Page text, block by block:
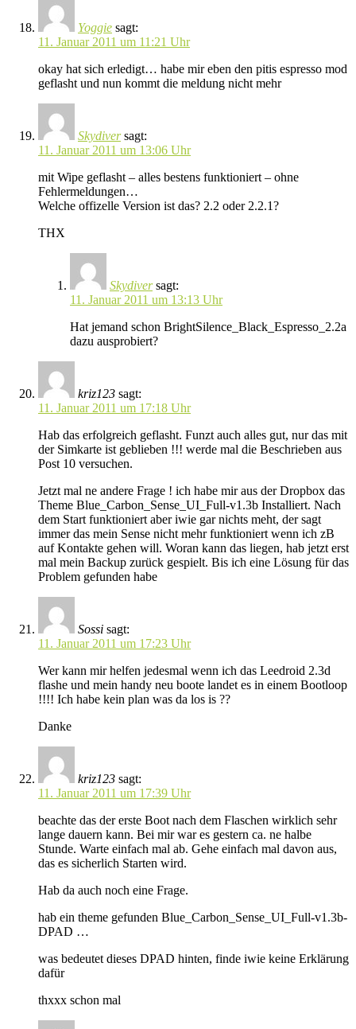
Yoggie sagt:
11. Januar 2011 um 11:21 Uhr
okay hat sich erledigt… habe mir eben den pitis espresso mod
geflasht und nun kommt die meldung nicht mehr
Skydiver sagt:
11. Januar 2011 um 13:06 Uhr
mit Wipe geflasht – alles bestens funktioniert – ohne
Fehlermeldungen…
Welche offizelle Version ist das? 2.2 oder 2.2.1?
THX
Skydiver sagt:
11. Januar 2011 um 13:13 Uhr
Hat jemand schon BrightSilence_Black_Espresso_2.2a
dazu ausprobiert?
kriz123 sagt:
11. Januar 2011 um 17:18 Uhr
Hab das erfolgreich geflasht. Funzt auch alles gut, nur das mit
der Simkarte ist geblieben !!! werde mal die Beschrieben aus
Post 10 versuchen.
Jetzt mal ne andere Frage ! ich habe mir aus der Dropbox das
Theme Blue_Carbon_Sense_UI_Full-v1.3b Installiert. Nach
dem Start funktioniert aber iwie gar nichts meht, der sagt
immer das mein Sense nicht mehr funktioniert wenn ich zB
auf Kontakte gehen will. Woran kann das liegen, hab jetzt erst
mal mein Backup zurück gespielt. Bis ich eine Lösung für das
Problem gefunden habe
Sossi sagt:
11. Januar 2011 um 17:23 Uhr
Wer kann mir helfen jedesmal wenn ich das Leedroid 2.3d
flashe und mein handy neu boote landet es in einem Bootloop
!!!! Ich habe kein plan was da los is ??
Danke
kriz123 sagt:
11. Januar 2011 um 17:39 Uhr
beachte das der erste Boot nach dem Flaschen wirklich sehr
lange dauern kann. Bei mir war es gestern ca. ne halbe
Stunde. Warte einfach mal ab. Gehe einfach mal davon aus,
das es sicherlich Starten wird.
Hab da auch noch eine Frage.
hab ein theme gefunden Blue_Carbon_Sense_UI_Full-v1.3b-
DPAD …
was bedeutet dieses DPAD hinten, finde iwie keine Erklärung
dafür
thxxx schon mal